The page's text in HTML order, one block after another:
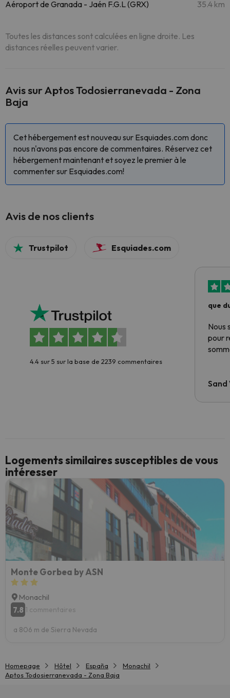
Aéroport de Granada - Jaén F.G.L (GRX) 35.4 km
Toutes les distances sont calculées en ligne droite. Les
distances réelles peuvent varier.
Avis sur Aptos Todosierranevada - Zona
Baja
Cet hébergement est nouveau sur Esquiades.com donc
nous n'avons pas encore de commentaires. Réservez cet
hébergement maintenant et soyez le premier à le
commenter sur Esquiades.com!
Avis de nos clients
Trustpilot Esquiades.com
4.4 sur 5 sur la base de 2239 commentaires
que
Nous
pour
Sand
Logements similaires susceptibles de vous
intéresser
Monte Gorbea by ASN
Monachil
7.8 1 commentaires
a 806 m de Sierra Nevada
Homepage Hôtel España
Monachil
Aptos Todosierranevada - Zona Baja